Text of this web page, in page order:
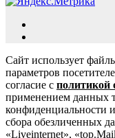
Сайт использует
параметров
согласие с политикой
применением данных
конфиденциальности
сбора обезличенных
«Liveinternet»,